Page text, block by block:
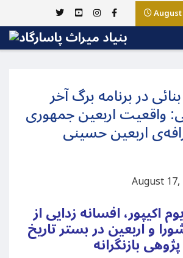
August
در برنامه برگ آخر
واقعیت اربعین جمهوری
اربعین حسینی
اکیپور، افسانه زدایی از
و اربعین در بستر تاریخ
پژوهی بازنگرانه